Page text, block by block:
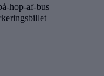
hop-af-bus